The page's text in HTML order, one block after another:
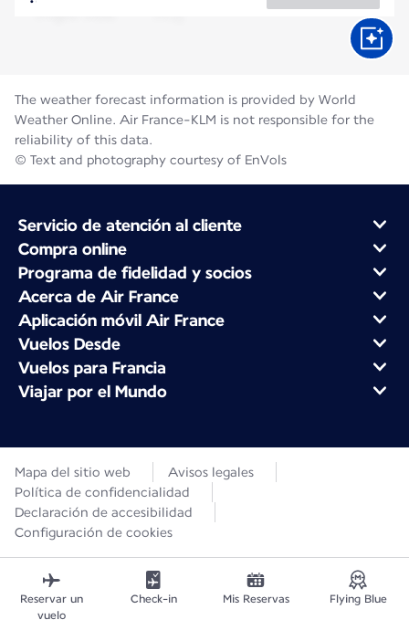
The weather forecast information is provided by World
Weather Online. Air France-KLM is not responsible for the
reliability of this data.
© Text and photography courtesy of EnVols
Servicio de atención al cliente
Compra online
Programa de fidelidad y socios
Acerca de Air France
Aplicación móvil Air France
Vuelos Desde
Vuelos para Francia
Viajar por el Mundo
Mapa del sitio web
Avisos legales
Política de confidencialidad
Declaración de accesibilidad
Configuración de cookies
Reservar un
vuelo
Check-in Mis Reservas Flying Blue